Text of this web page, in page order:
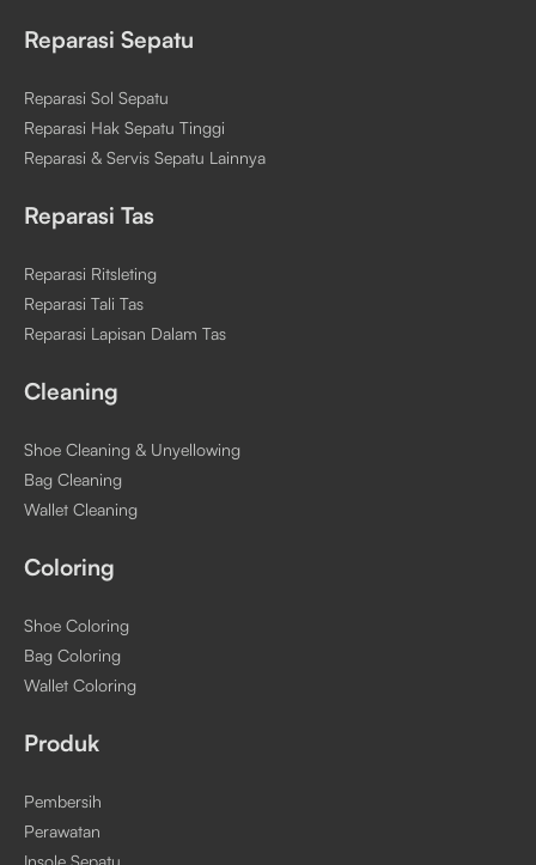
Reparasi Sepatu
Reparasi Sol Sepatu
Reparasi Hak Sepatu Tinggi
Reparasi & Servis Sepatu Lainnya
Reparasi Tas
Reparasi Ritsleting
Reparasi Tali Tas
Reparasi Lapisan Dalam Tas
Cleaning
Shoe Cleaning & Unyellowing
Bag Cleaning
Wallet Cleaning
Coloring
Shoe Coloring
Bag Coloring
Wallet Coloring
Produk
Pembersih
Perawatan